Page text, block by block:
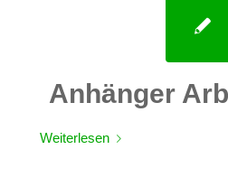
Anhänger
Weiterlesen